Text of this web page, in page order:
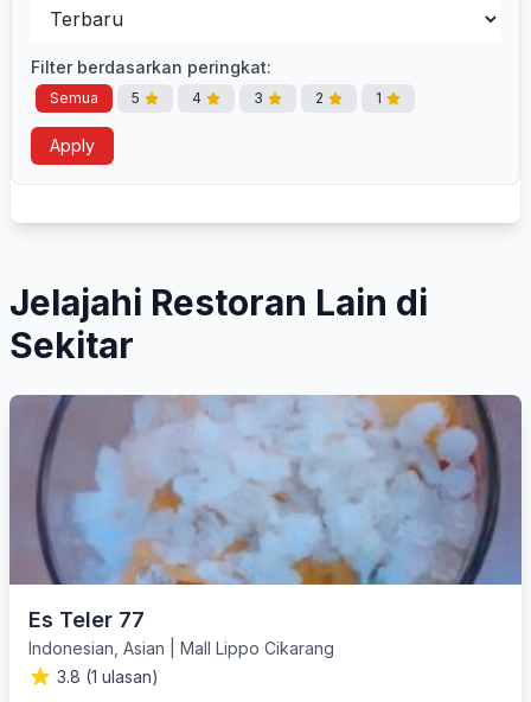
Filter berdasarkan peringkat:
Semua 5 4 3 2 1
Apply
Jelajahi Restoran Lain di
Sekitar
Es Teler 77
Indonesian Asian
Mall Lippo Cikarang
3.8 (1 ulasan)